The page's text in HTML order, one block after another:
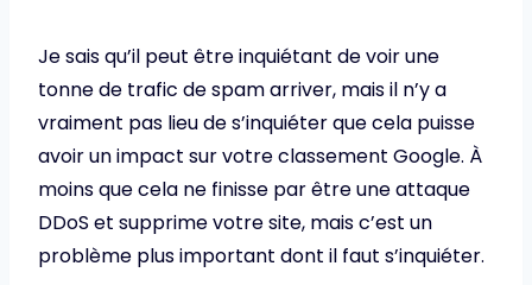
Je sais qu’il peut être inquiétant de voir une
tonne de trafic de spam arriver, mais il n’y a
vraiment pas lieu de s’inquiéter que cela puisse
avoir un impact sur votre classement Google. À
moins que cela ne finisse par être une attaque
DDoS et supprime votre site, mais c’est un
problème plus important dont il faut s’inquiéter.